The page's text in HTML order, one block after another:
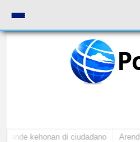
kehonan di ciudadano